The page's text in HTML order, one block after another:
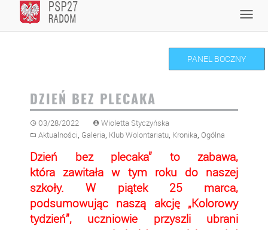
content
PANEL BOCZNY
DZIEŃ BEZ PLECAKA
03/28/2022
Wioletta Styczyńska
Aktualności, Galeria, Klub Wolontariatu, Kronika, Ogólna
Dzień bez plecaka” to zabawa,
która zawitała w tym roku do naszej
szkoły. W piątek 25 marca,
podsumowując naszą akcję „Kolorowy
tydzień”, uczniowie przyszli ubrani